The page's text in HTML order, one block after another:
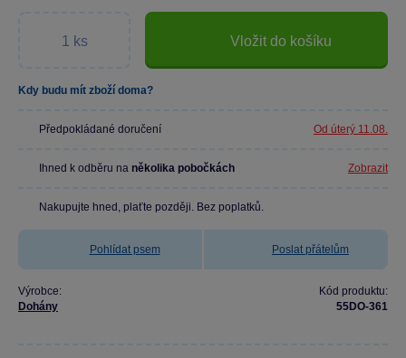
Vložit do košíku
Kdy budu mít zboží doma?
Předpokládané doručení Od úterý 11.08.
Ihned k odběru na několika pobočkách Zobrazit
Nakupujte hned, plaťte později. Bez poplatků.
Pohlídat psem Poslat přátelům
Výrobce:
Dohány
Kód produktu:
55DO-361